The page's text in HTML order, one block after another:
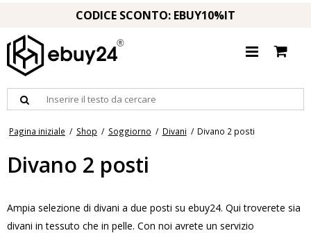
CODICE SCONTO: EBUY10%IT
Pagina iniziale / Shop / Soggiorno / Divani / Divano 2 posti
Divano 2 posti
Ampia selezione di divani a due posti su ebuy24. Qui troverete sia
divani in tessuto che in pelle. Con noi avrete un servizio